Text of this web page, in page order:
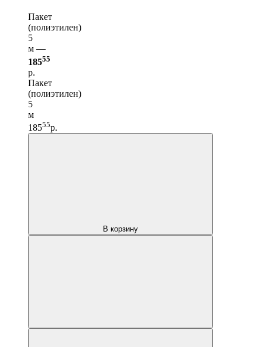
Пакет
(полиэтилен)
5
м —
18555
р.
Пакет
(полиэтилен)
5
м
18555р.
В корзину